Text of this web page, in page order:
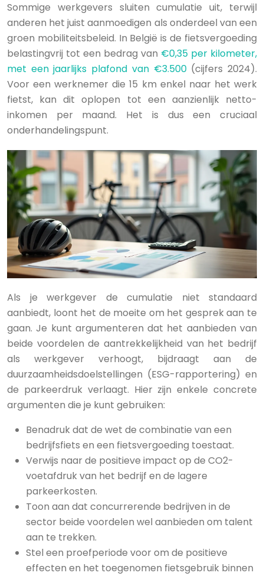
Sommige werkgevers sluiten cumulatie uit, terwijl
anderen het juist aanmoedigen als onderdeel van een
groen mobiliteitsbeleid. In België is de fietsvergoeding
belastingvrij tot een bedrag van €0,35 per kilometer,
met een jaarlijks plafond van €3.500(cijfers 2024).
Voor een werknemer die 15 km enkel naar het werk
fietst, kan dit oplopen tot een aanzienlijk netto-
inkomen per maand. Het is dus een cruciaal
onderhandelingspunt.
Als je werkgever de cumulatie niet standaard
aanbiedt, loont het de moeite om het gesprek aan te
gaan. Je kunt argumenteren dat het aanbieden van
beide voordelen de aantrekkelijkheid van het bedrijf
als werkgever verhoogt, bijdraagt aan de
duurzaamheidsdoelstellingen (ESG-rapportering) en
de parkeerdruk verlaagt. Hier zijn enkele concrete
argumenten die je kunt gebruiken:
Benadruk dat de wet de combinatie van een
bedrijfsfiets en een fietsvergoeding toestaat.
Verwijs naar de positieve impact op de CO2-
voetafdruk van het bedrijf en de lagere
parkeerkosten.
Toon aan dat concurrerende bedrijven in de
sector beide voordelen wel aanbieden om talent
aan te trekken.
Stel een proefperiode voor om de positieve
effecten en het toegenomen fietsgebruik binnen